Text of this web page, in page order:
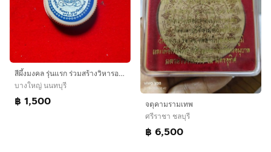
สีผึ้งมงคล รุ่นแรก ร่วมสร้างวิหารองค์พ่อนาราธิวาสปี50 ประกันแท้
บางใหญ่ นนทบุรี
฿ 1,500
จตุคามรามเทพ
ศรีราชา ชลบุรี
฿ 6,500